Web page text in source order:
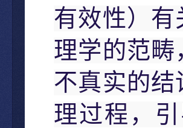
有效性）
理学的范
不真实的
理过程，